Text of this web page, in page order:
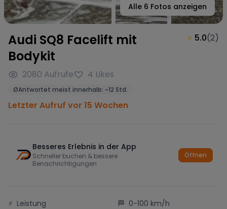
Alle 6 Fotos anzeigen
Audi SQ8 Facelift mit
Bodykit
2080 Aufrufe 4 Likes
ØAntwortet meist innerhalb: ~12 Std.
⭐ 5.0(2)
Letzter Aufruf vor 15 Wochen
Besseres Erlebnis in der App
Schneller buchen & bessere
Benachrichtigungen
Öffnen
⚡ Leistung 🏁 0-100 km/h